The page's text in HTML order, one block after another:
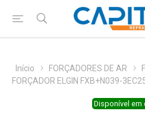
Início FORÇADORES DE AR
FORÇADOR ELGIN FXB+N039-
Disponível em